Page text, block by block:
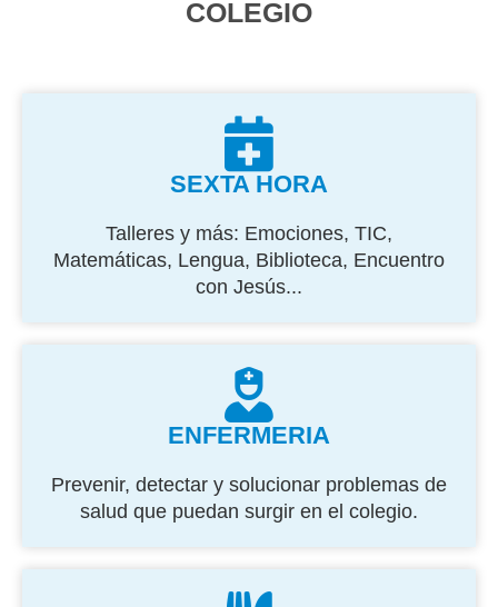
COLEGIO
SEXTA HORA
Talleres y más: Emociones, TIC,
Matemáticas, Lengua, Biblioteca, Encuentro
con Jesús...
ENFERMERIA
Prevenir, detectar y solucionar problemas de
salud que puedan surgir en el colegio.